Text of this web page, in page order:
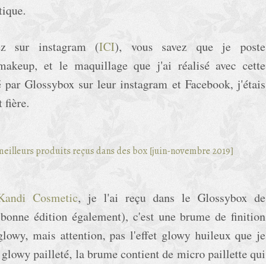
sur instagram (ICI), vous savez que je poste
et le maquillage que j'ai réalisé avec cette
par Glossybox sur leur instagram et Facebook, j'étais
fière.
Cosmetic, je l'ai reçu dans le Glossybox de
édition également), c'est une brume de finition
mais attention, pas l'effet glowy huileux que je
pailleté, la brume contient de micro paillette qui